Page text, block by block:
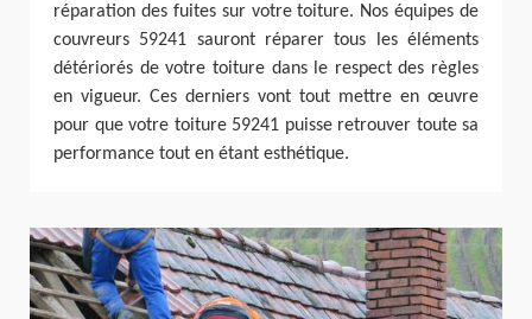
réparation des fuites sur votre toiture. Nos équipes de
couvreurs 59241 sauront réparer tous les éléments
détériorés de votre toiture dans le respect des règles
en vigueur. Ces derniers vont tout mettre en œuvre
pour que votre toiture 59241 puisse retrouver toute sa
performance tout en étant esthétique.